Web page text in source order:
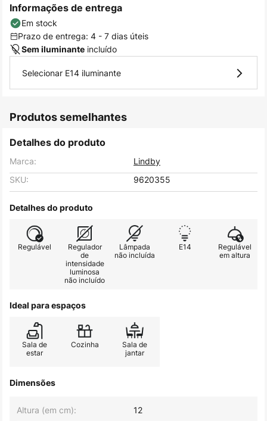
Informações de entrega
Em stock
Prazo de entrega: 4 - 7 dias úteis
Sem iluminante incluído
Selecionar E14 iluminante
Produtos semelhantes
Detalhes do produto
Marca:
Lindby
SKU:
9620355
Detalhes do produto
Regulável
Regulador
de
intensidade
luminosa
não incluído
Lâmpada
não incluída
E14
Regulável
em altura
Ideal para espaços
Sala de
estar
Cozinha
Sala de
jantar
Dimensões
Altura (em cm): 12